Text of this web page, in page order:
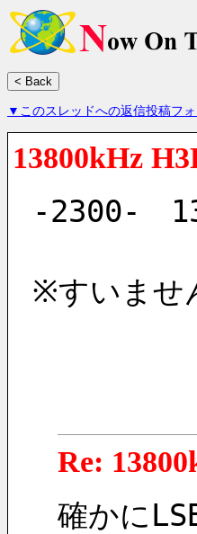
▼このスレッドへの返信投稿フ
13800kHz
-2300-　
※すいませ
Re:
確かに